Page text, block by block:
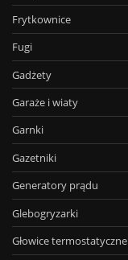
Frytkownice
Fugi
Gadżety
Garaże i wiaty
Garnki
Gazetniki
Generatory prądu
Glebogryzarki
Głowice termostatyczne